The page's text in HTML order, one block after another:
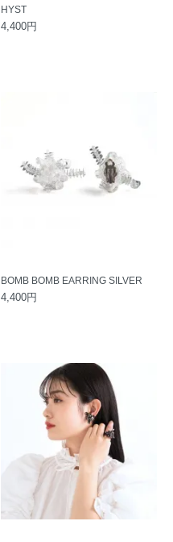
HYST
4,400円
BOMB BOMB EARRING SILVER
4,400円